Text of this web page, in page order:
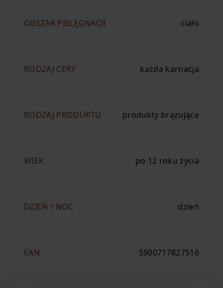
OBSZAR PIELĘGNACJI ciało
RODZAJ CERY każda karnacja
RODZAJ PRODUKTU produkty brązujące
WIEK po 12 roku życia
DZIEŃ / NOC dzień
EAN 5900717827516